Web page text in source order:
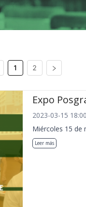
1 2
Expo
2023-03-15
Miércoles 15 de
Leer más